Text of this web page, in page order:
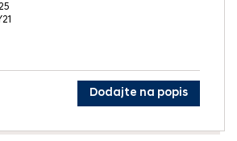
Dodajte na popis